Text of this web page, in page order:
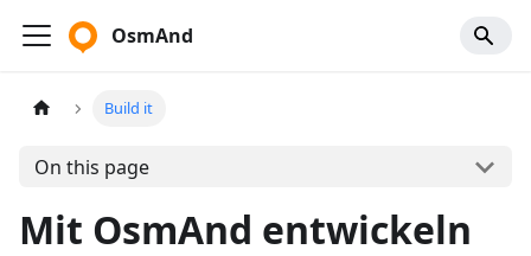
OsmAnd
Build it
On this page
Mit OsmAnd entwickeln